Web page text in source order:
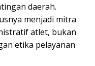
daerah.
menjadi mitra
atlet, bukan
etika pelayanan